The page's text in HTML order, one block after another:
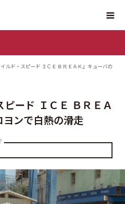
ルド・スピード ＩＣＥ ＢＲＥＡＫ』キューバの
ピード ＩＣＥ ＢＲＥＡ
ヨンで白熱の滑走